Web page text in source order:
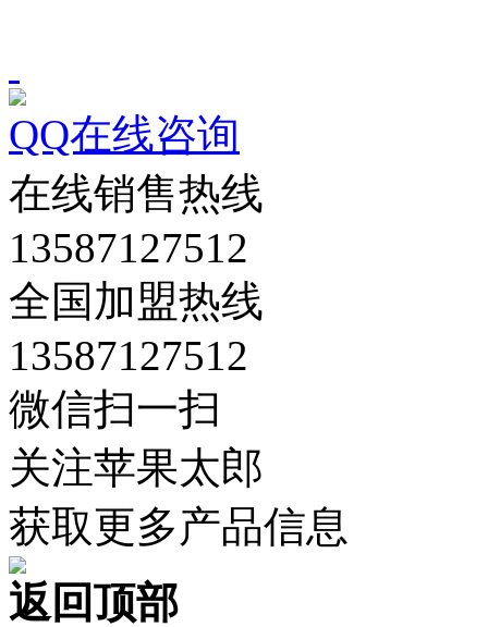
QQ在线咨询
在线销售热线
13587127512
全国加盟热线
13587127512
微信扫一扫
关注苹果太郎
获取更多产品信息
返回顶部